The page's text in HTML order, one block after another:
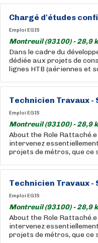
Chargé d'études
Emploi EGIS
Montreuil (93100) - 28,9
Dans le cadre du
dédiée aux projets de
lignes HTB (aériennes et
Technicien Travaux
Emploi EGIS
Montreuil (93100) - 28,9
About the Role
intervenez
projets de métros, que ce
Technicien Travaux
Emploi EGIS
Montreuil (93100) - 28,9
About the Role
intervenez
projets de métros, que ce